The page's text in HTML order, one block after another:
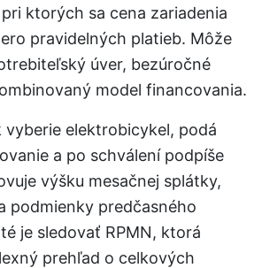
ktorých sa cena zariadenia
pravidelných platieb. Môže
úver, bezúročné
model financovania.
vyberie elektrobicykel, podá
a po schválení podpíše
výšku mesačnej splátky,
podmienky predčasného
je sledovať RPMN, ktorá
prehľad o celkových